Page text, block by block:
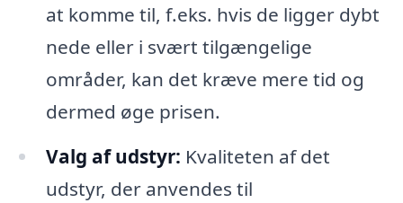
at komme til, f.eks. hvis de ligger dybt
nede eller i svært tilgængelige
områder, kan det kræve mere tid og
dermed øge prisen.
Valg af udstyr: Kvaliteten af det
udstyr, der anvendes til